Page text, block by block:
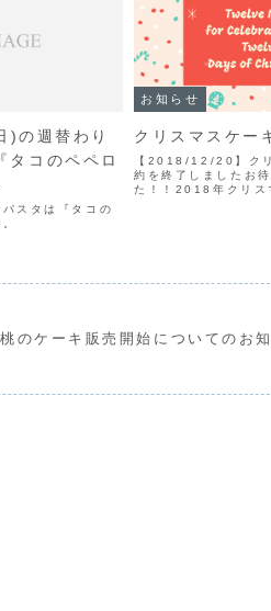
)の週替わり
タコのペペロ
スタは『タコの
お知らせ
クリスマスケー
【2018/12/20】ク
約を終了しましたお
た！！2018年クリス
桃のケーキ販売開始についてのお